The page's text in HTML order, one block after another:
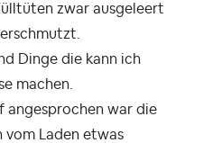
zwar ausgeleert
Dinge die kann ich
machen.
angesprochen war die
vom Laden etwas